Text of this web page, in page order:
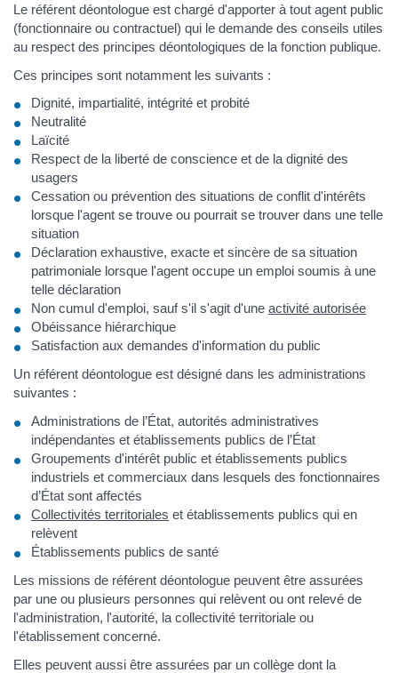
Le référent déontologue est chargé d'apporter à tout agent public
(fonctionnaire ou contractuel) qui le demande des conseils utiles
au respect des principes déontologiques de la fonction publique.
Ces principes sont notamment les suivants :
Dignité, impartialité, intégrité et probité
Neutralité
Laïcité
Respect de la liberté de conscience et de la dignité des
usagers
Cessation ou prévention des situations de conflit d'intérêts
lorsque l'agent se trouve ou pourrait se trouver dans une telle
situation
Déclaration exhaustive, exacte et sincère de sa situation
patrimoniale lorsque l'agent occupe un emploi soumis à une
telle déclaration
Non cumul d'emploi, sauf s'il s'agit d'une activité autorisée
Obéissance hiérarchique
Satisfaction aux demandes d'information du public
Un référent déontologue est désigné dans les administrations
suivantes :
Administrations de l’État, autorités administratives
indépendantes et établissements publics de l’État
Groupements d'intérêt public et établissements publics
industriels et commerciaux dans lesquels des fonctionnaires
d’État sont affectés
Collectivités territoriales et établissements publics qui en
relèvent
Établissements publics de santé
Les missions de référent déontologue peuvent être assurées
par une ou plusieurs personnes qui relèvent ou ont relevé de
l'administration, l'autorité, la collectivité territoriale ou
l'établissement concerné.
Elles peuvent aussi être assurées par un collège dont la